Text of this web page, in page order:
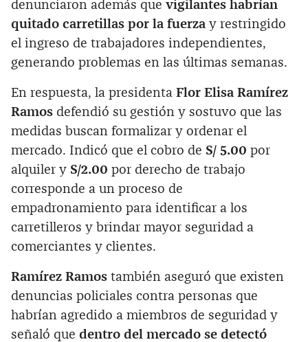
denunciaron además que vigilantes habrían
quitado carretillas por la fuerza y restringido
el ingreso de trabajadores independientes,
generando problemas en las últimas semanas.
En respuesta, la presidenta Flor Elisa Ramírez
Ramos defendió su gestión y sostuvo que las
medidas buscan formalizar y ordenar el
mercado. Indicó que el cobro de S/ 5.00 por
alquiler y S/2.00 por derecho de trabajo
corresponde a un proceso de
empadronamiento para identificar a los
carretilleros y brindar mayor seguridad a
comerciantes y clientes.
Ramírez Ramos también aseguró que existen
denuncias policiales contra personas que
habrían agredido a miembros de seguridad y
señaló que dentro del mercado se detectó